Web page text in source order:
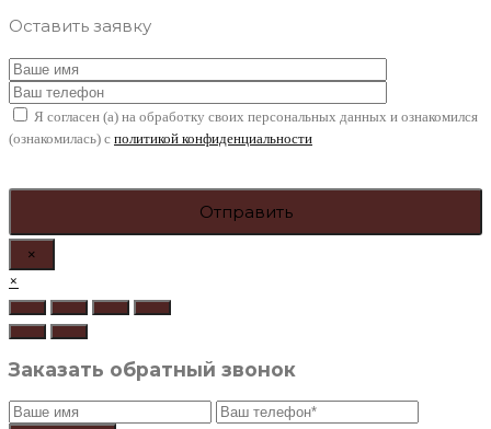
Оставить заявку
Я согласен (а) на обработку своих персональных данных и ознакомился
(ознакомилась) с политикой конфиденциальности
×
×
Заказать обратный звонок